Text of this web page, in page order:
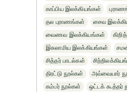
காப்பிய இலக்கியங்கள்
தல புராணங்கள்
சைவ
வைணவ இலக்கியங்கள்
இசுலாமிய இலக்கியங்கள்
சித்தர் பாடல்கள்
திரட்டு நூல்கள்
அவ்வையார்
கம்பர் நூல்கள்
ஒட்டக் கூத்தர்